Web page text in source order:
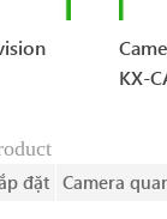
KX-
đặt Camera